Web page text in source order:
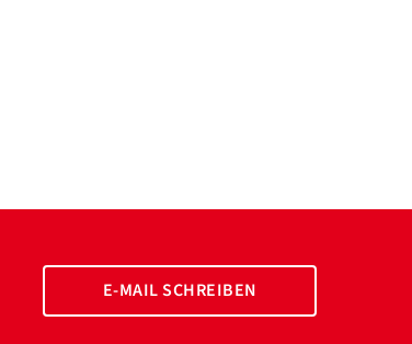
E-MAIL SCHREIBEN